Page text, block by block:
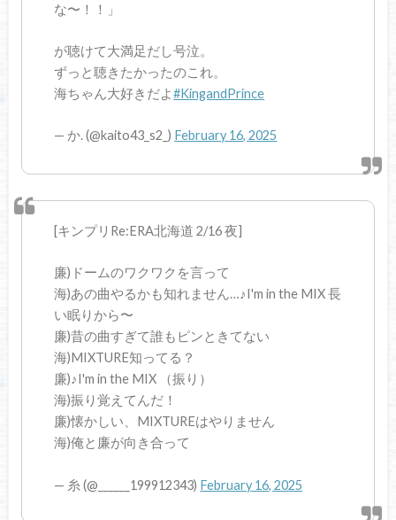
な〜！！」
が聴けて大満足だし号泣。
ずっと聴きたかったのこれ。
海ちゃん大好きだよ#KingandPrince
— か. (@kaito43_s2_) February 16, 2025
[キンプリRe:ERA北海道 2/16 夜]
廉)ドームのワクワクを言って
海)あの曲やるかも知れません…♪I'm in the MIX 長
い眠りから〜
廉)昔の曲すぎて誰もピンときてない
海)MIXTURE知ってる？
廉)♪I'm in the MIX （振り）
海)振り覚えてんだ！
廉)懐かしい、MIXTUREはやりません
海)俺と廉が向き合って
— 糸 (@______199912343) February 16, 2025